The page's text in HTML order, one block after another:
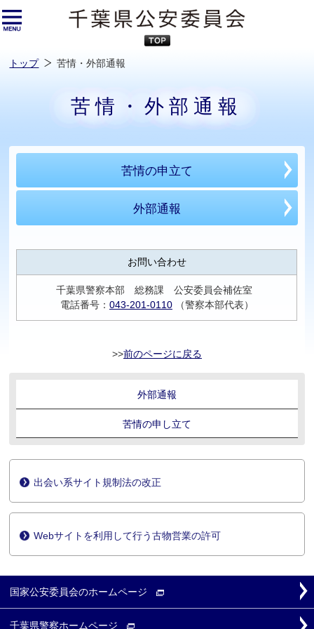
へ
ス
キ
ッ
プ
トップ 苦情・外部通報
苦情・外部通報
苦情の申立て
外部通報
お問い合わせ
千葉県警察本部 総務課 公安委員会補佐室
電話番号： 043-201-0110（警察本部代表）
前のページに戻る
外部通報
苦情の申し立て
出会い系サイト規制法の改正
Webサイトを利用して行う古物営業の許可
国家公安委員会のホームページ
千葉県警察ホームページ